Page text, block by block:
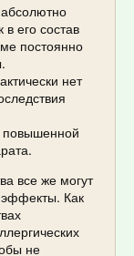
абсолютно
его состав
постоянно
нет
повышенной
все же могут
Как
не